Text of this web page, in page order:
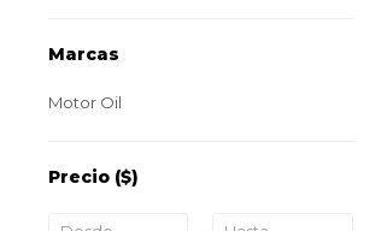
Marcas
Motor Oil
Precio ($)